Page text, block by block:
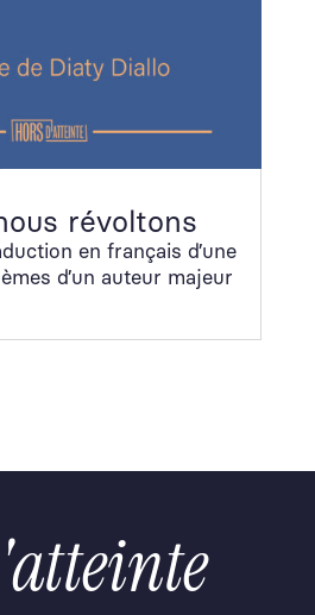
révoltons
en français d’une
d’un auteur majeur